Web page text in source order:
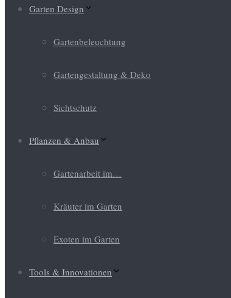
Garten Design
Gartenbeleuchtung
Gartengestaltung & Deko
Sichtschutz
Pflanzen & Anbau
Gartenarbeit im…
Kräuter im Garten
Exoten im Garten
Tools & Innovationen